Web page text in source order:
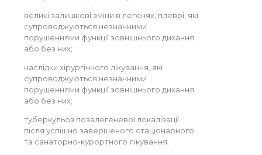
великі залишкові зміни в легенях, плеврі, які
супроводжуються незначними
порушеннями функції зовнішнього дихання
або без них;
наслідки хірургічного лікування, які
супроводжуються незначними
порушеннями функції зовнішнього дихання
або без них;
туберкульоз позалегеневої локалізації
після успішно завершеного стаціонарного
та санаторно-курортного лікування.